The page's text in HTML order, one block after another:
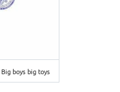
Big boys big toys